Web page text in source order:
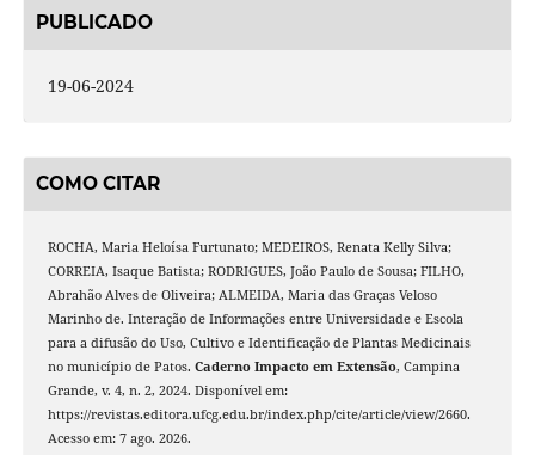
PUBLICADO
19-06-2024
COMO CITAR
ROCHA, Maria Heloísa Furtunato; MEDEIROS, Renata Kelly Silva;
CORREIA, Isaque Batista; RODRIGUES, João Paulo de Sousa; FILHO,
Abrahão Alves de Oliveira; ALMEIDA, Maria das Graças Veloso
Marinho de. Interação de Informações entre Universidade e Escola
para a difusão do Uso, Cultivo e Identificação de Plantas Medicinais
no município de Patos. Caderno Impacto em Extensão, Campina
Grande, v. 4, n. 2, 2024. Disponível em:
https://revistas.editora.ufcg.edu.br/index.php/cite/article/view/2660.
Acesso em: 7 ago. 2026.